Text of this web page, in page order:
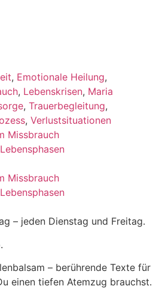
, Emotionale Heilung,
, Lebenskrisen, Maria
, Trauerbegleitung,
, Verlustsituationen
Missbrauch
Missbrauch
– jeden Dienstag und Freitag.
– berührende Texte für
einen tiefen Atemzug brauchst.